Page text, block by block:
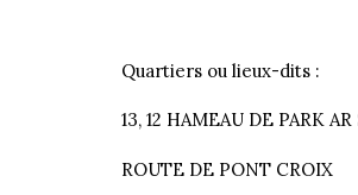
Quartiers ou lieux-dits :
13, 12 HAMEAU DE PARK
ROUTE DE PONT CROIX